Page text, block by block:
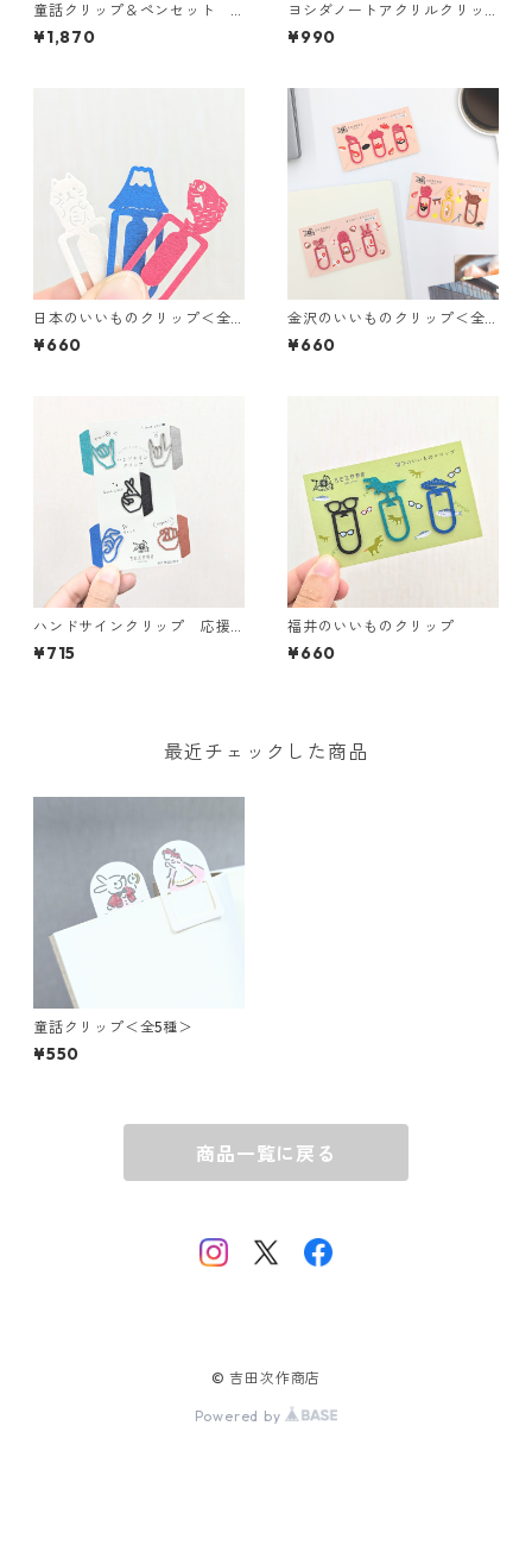
童話クリップ＆ペンセット
にんぎょひめ
¥1,870
ヨシダノートアクリルクリッ
プ＜全2種＞
¥990
日本のいいものクリップ＜全3
種＞
¥660
金沢のいいものクリップ＜全3
種＞
¥660
ハンドサインクリップ 応援
のキモチ＜全2種＞
¥715
福井のいいものクリップ
¥660
最近チェックした商品
童話クリップ＜全5種＞
¥550
商品一覧に戻る
© 吉田次作商店
Powered by